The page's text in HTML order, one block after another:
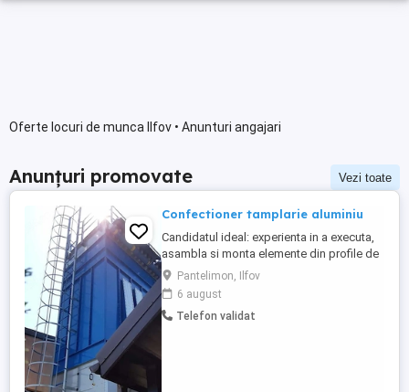
Oferte locuri de munca Ilfov • Anunturi angajari
Anunțuri promovate Vezi toate
Confectioner tamplarie aluminiu
Candidatul ideal: experienta in a executa,
asambla si monta elemente din profile de
aluminiu, sa fie o persoana serioasa, cu
simtul responsabilitatii. Este un avantaj
permis auto categoria B, dar nu este
obligatoriu. BENEFICII: - salariu motivant -
Pantelimon, Ilfov
6 august
Telefon validat